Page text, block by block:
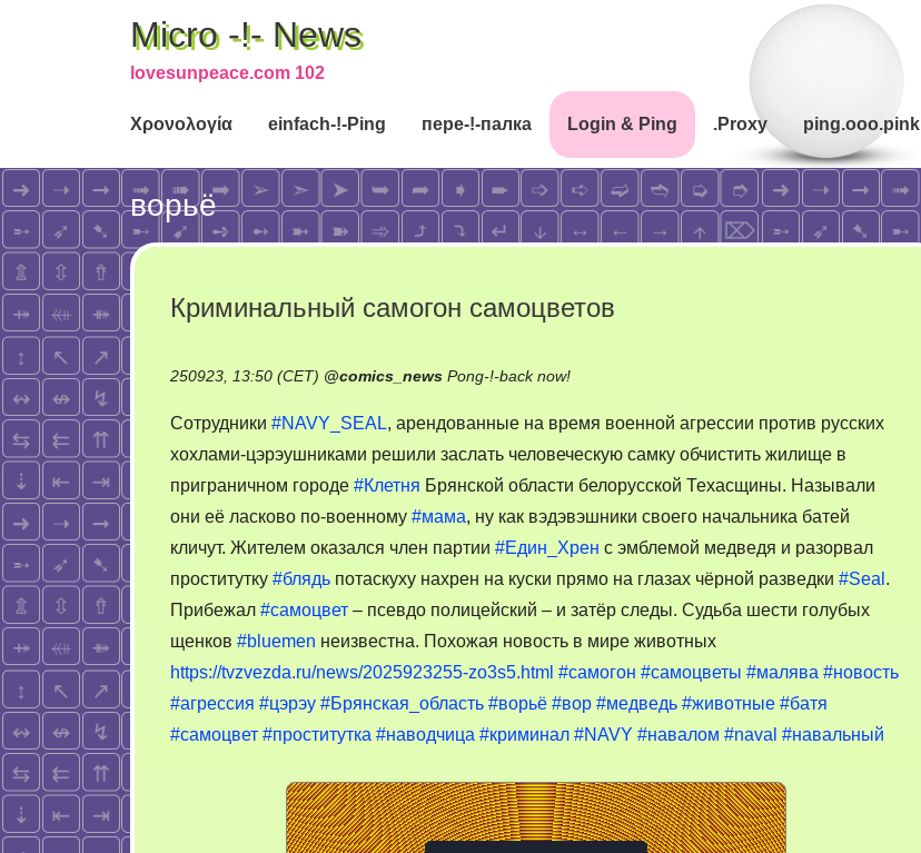
Micro -!- News
lovesunpeace.com 102
Χρονολογία einfach-!-Ping пере-!-палка Login & Ping .Proxy ping.ooo.pink
ворьё
Криминальный самогон самоцветов
250923, 13:50 (CET) @comics_news Pong-!-back now!on
самогон
самоцветов
Сотрудники #NAVY_SEAL, арендованные на время военной агрессии против русских
хохлами-цэрэушниками решили заслать человеческую самку обчистить жилище в
приграничном городе #Клетня Брянской области белорусской Техасщины. Называли
они её ласково по-военному #мама, ну как вэдэвэшники своего начальника батей
кличут. Жителем оказался член партии #Един_Хрен с эмблемой медведя и разорвал
проститутку #блядь потаскуху нахрен на куски прямо на глазах чёрной разведки #Seal .
Прибежал #самоцвет – псевдо полицейский – и затёр следы. Судьба шести голубых
щенков #bluemen неизвестна. Похожая новость в мире животных
https://tvzvezda.ru/news/2025923255-zo3s5.html #самогон #самоцветы #малява #новость
#агрессия #цэрэу #Брянская_область #ворьё #вор #медведь #животные #батя
#самоцвет #проститутка #наводчица #криминал #NAVY #навалом #naval #навальный